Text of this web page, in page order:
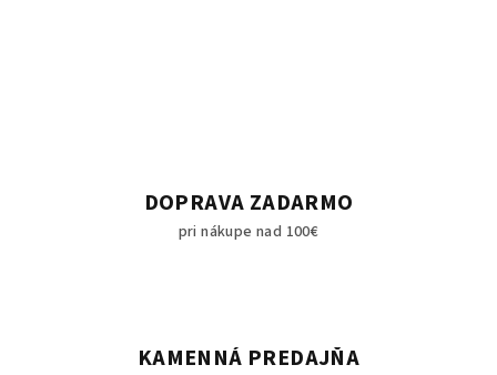
DOPRAVA ZADARMO
pri nákupe nad 100€
KAMENNÁ PREDAJŇA